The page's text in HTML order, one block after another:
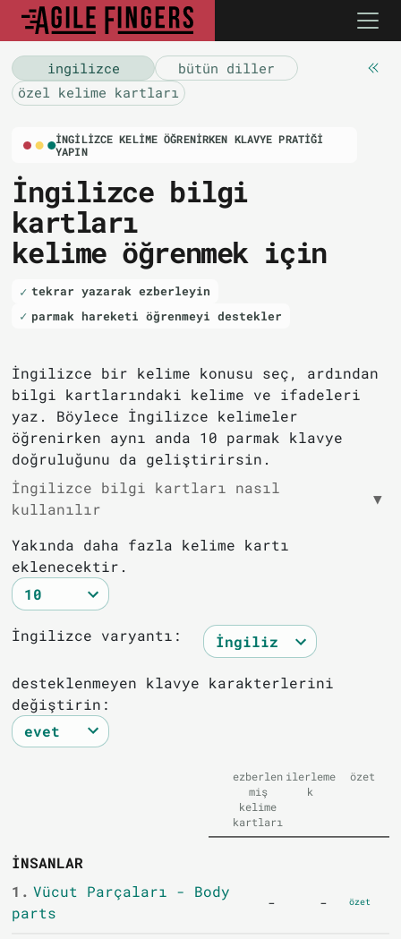
i̇ngilizce
bütün diller
özel kelime kartları
İNGILIZCE KELIME ÖĞRENIRKEN KLAVYE PRATIĞI
YAPIN
İngilizce bilgi
kartları
kelime öğrenmek için
tekrar yazarak ezberleyin
parmak hareketi öğrenmeyi destekler
İngilizce bir kelime konusu seç, ardından
bilgi kartlarındaki kelime ve ifadeleri
yaz. Böylece İngilizce kelimeler
öğrenirken aynı anda 10 parmak klavye
doğruluğunu da geliştirirsin.
İngilizce bilgi kartları nasıl
kullanılır
▼
Yakında daha fazla kelime kartı
eklenecektir.
İngilizce varyantı:
desteklenmeyen klavye karakterlerini
değiştirin:
ezberlen
miş
kelime
kartları
ilerleme
k
özet
İNSANLAR
1. Vücut Parçaları - Body
parts
- - özet